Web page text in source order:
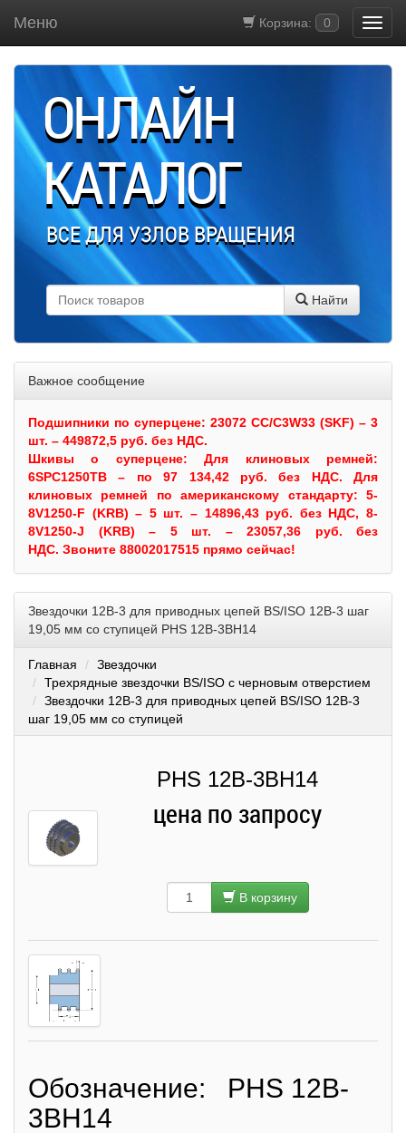
Корзина: 0
Меню
ОНЛАЙН
КАТАЛОГ
ВСЕ ДЛЯ УЗЛОВ ВРАЩЕНИЯ
Найти
Важное сообщение
Подшипники по суперцене: 23072 CC/C3W33 (SKF) – 3
шт. – 449872,5 руб. без НДС.
Шкивыо суперцене:Для клиновых ремней:
6SPC1250TB – по 97 134,42 руб. без НДС. Для
клиновых ремней по американскому стандарту: 5-
8V1250-F (KRB) – 5 шт. – 14896,43 руб. без НДС, 8-
8V1250-J (KRB) – 5 шт. – 23057,36 руб. без
НДС. Звоните 88002017515 прямо сейчас!
Звездочки 12B-3 для приводных цепей BS/ISO 12B-3 шаг
19,05 мм со ступицей PHS 12B-3BH14
Главная
Звездочки
Трехрядные звездочки BS/ISO с черновым отверстием
Звездочки 12B-3 для приводных цепей BS/ISO 12B-3
шаг 19,05 мм со ступицей
PHS 12B-3BH14
цена по запросу
В корзину
Обозначение: PHS 12B-
3BH14